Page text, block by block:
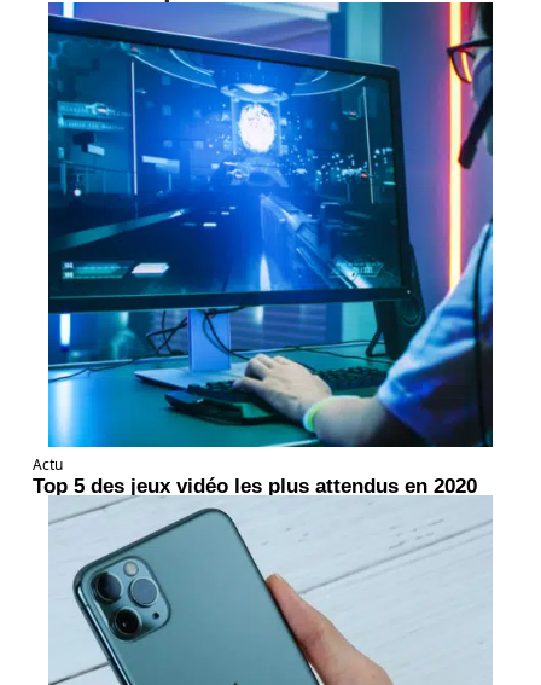
Actu
Top 5 des jeux vidéo les plus attendus en 2020